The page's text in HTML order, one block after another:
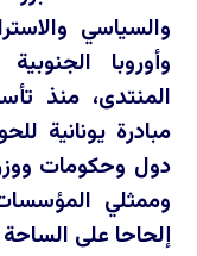
والسياسي
وأوروبا
مبادرة يونانية
دول وحكومات
وممثلي المؤسسات
إلحاحا على الساحة